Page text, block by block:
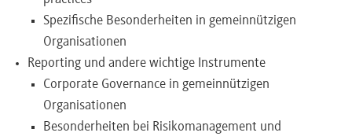
Spezifische Besonderheiten in gemeinnützigen
Organisationen
Reporting und andere wichtige Instrumente
Corporate Governance in gemeinnützigen
Organisationen
Besonderheiten bei Risikomanagement und